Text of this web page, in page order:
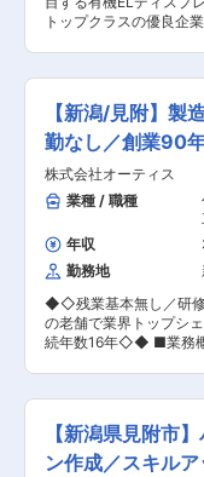
円 ・男女が共に働きや
企業等に登録される「
ー制度」に登録してい
曜日休みを設定。（繁
曜日と月曜日との連休設定が
囲：会社の定める業務
ごとに分割設計を行い
ジェクトは機械設計約
チーム体制で進行しま
度な真空技術応用装置
業務の魅力 世界トッ
携わり、仕様検討から
できるため、技術者と
れます。顧客との直接
ローバルな視点でキャリア
境 年間休日123日、育
性67％。社員食堂や保
し、長期的な就業を支
■働き方 ・リモートワ
度あり ・海外出張でグ
■キャリアパス 設計の
く、商品企画やプロジ
定基盤を活かし、長期
企業魅力 キヤノントッ
キヤノングループの一
有機エレクトロニクス
トップクラスの優良企
採用などを受け、各パ
積極投資に動き出しま
ップが直接交渉に来る
合いも非常に高まって
境を鑑みて、市場の需
り強固に整えるべく、
ています。 ■業務内容
よび太陽電池製造装置
せいたします。同社は
装置や薄膜太陽電池製
基板に薄膜を形成し、
した処理を可能にする
造販売しています。当
われる特注品の設計製
同社製品の普及が拡が
す。長年培った特殊機
メートルにもなる大型
生： 当社は、社員が働
ベートの充実に向けた
【新潟/見附】
勤なし／創業90
ラス
株式会社オーティス
業種 / 職種
年収
勤務地
◆◇残業基本無し／研
の老舗で業界トップシ
続年数16年◇◆ ■業務概要： ・自社製品（雨
がるまで一貫生産を行
が可能です。 ■業務詳細 ・プレス加工・単発プ
レス・溶融亜鉛メッキ
・溶接、梱包・検査・
【新潟県見附市
ン作成／スキル